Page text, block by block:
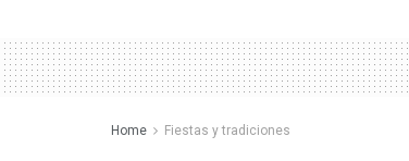
Home Fiestas y tradiciones